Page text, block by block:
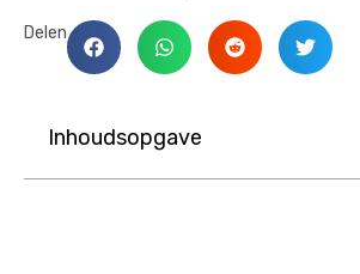
Delen
Inhoudsopgave